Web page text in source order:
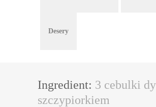
Desery
Ingredient: 3 cebulki
szczypiorkiem